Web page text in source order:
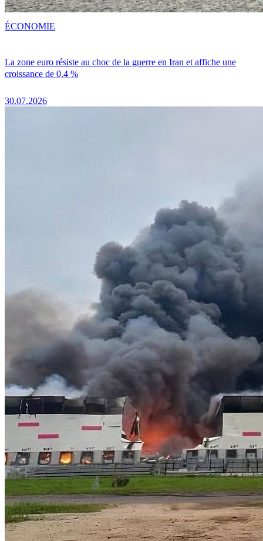
La zone euro résiste au choc de la guerre en Iran et affiche une
croissance de 0,4 %
30.07.2026
ÉCONOMIE